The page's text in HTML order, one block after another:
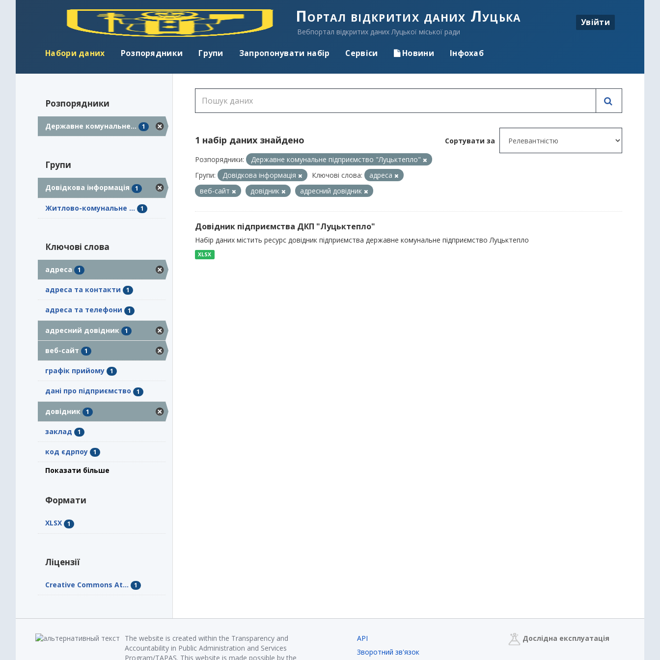
Портал відкритих даних Луцька
Вебпортал відкритих даних Луцької міської ради
Увійти
Набори даних Розпорядники Групи Запропонувати набір Сервіси Новини Інфохаб
Розпорядники
Державне комунальне... 1
Групи
Довідкова інформація 1
Житлово-комунальне ... 1
Ключові слова
адреса 1
адреса та контакти 1
адреса та телефони 1
адресний довідник 1
веб-сайт 1
графік прийому 1
дані про підприємство 1
довідник 1
заклад 1
код єдрпоу 1
Показати більше
Формати
XLSX 1
Ліцензії
Creative Commons At... 1
Сортувати за
1 набір даних знайдено
Розпорядники:
Державне комунальне підприємство "Луцьктепло"
Групи:
Довідкова інформація Ключові слова:
адреса
веб-сайт
довідник адресний довідник
Довідник підприємства ДКП "Луцьктепло"
Набір даних містить ресурс довідник підприємства державне комунальне підприємство Луцьктепло
XLSX
The website is created within the Transparency and
Accountability in Public Administration and Services
Program/TAPAS. This website is made possible by the
API
Зворотний зв'язок
Дослідна експлуатація